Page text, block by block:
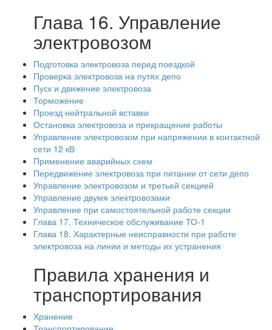
Глава 16. Управление
электровозом
Подготовка электровоза перед поездкой
Проверка электровоза на путях депо
Пуск и движение электровоза
Торможение
Проезд нейтральной вставки
Остановка электровоза и прекращение работы
Управление электровозом при напряжении в контактной
сети 12 кВ
Применение аварийных схем
Передвижение электровоза при питании от сети депо
Управление электровозом и третьей секцией
Управление двумя электровозами
Управление при самостоятельной работе секции
Глава 17. Техническое обслуживание ТО-1
Глава 18. Характерные неисправности при работе
электровоза на линии и методы их устранения
Правила хранения и
транспортирования
Хранение